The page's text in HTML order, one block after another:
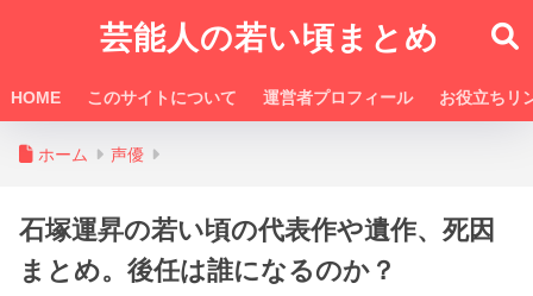
芸能人の若い頃まとめ
HOME このサイトについて 運営者プロフィール お役立ちリ
ホーム 声優
石塚運昇の若い頃の代表作や遺作、死因
まとめ。後任は誰になるのか？